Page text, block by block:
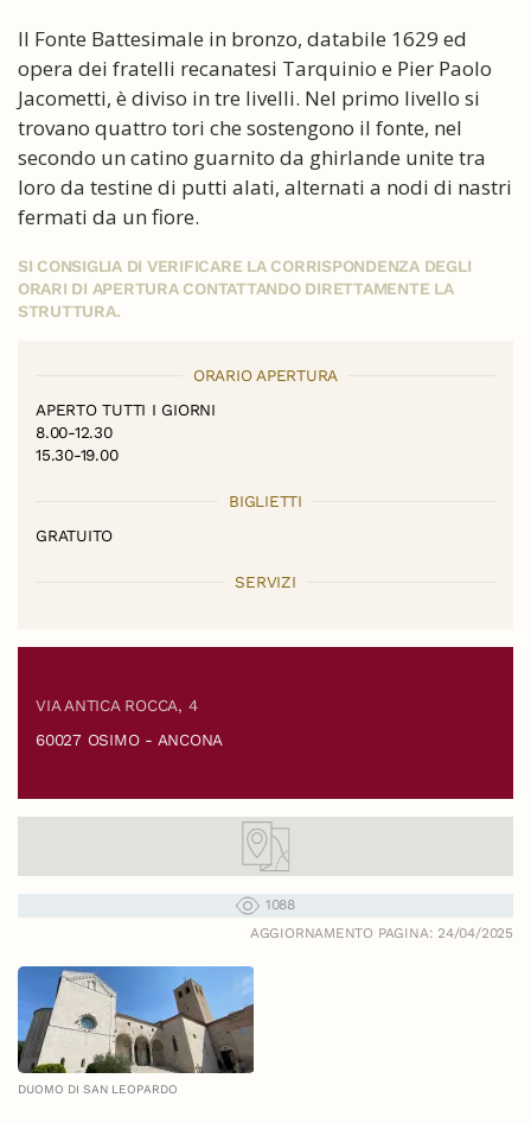
Il Fonte Battesimale in bronzo, databile 1629 ed
opera dei fratelli recanatesi Tarquinio e Pier Paolo
Jacometti, è diviso in tre livelli. Nel primo livello si
trovano quattro tori che sostengono il fonte, nel
secondo un catino guarnito da ghirlande unite tra
loro da testine di putti alati, alternati a nodi di nastri
fermati da un fiore.
SI CONSIGLIA DI VERIFICARE LA CORRISPONDENZA DEGLI
ORARI DI APERTURA CONTATTANDO DIRETTAMENTE LA
STRUTTURA.
ORARIO APERTURA
APERTO TUTTI I GIORNI
8.00-12.30
15.30-19.00
BIGLIETTI
GRATUITO
SERVIZI
VIA ANTICA ROCCA, 4
60027 OSIMO - ANCONA
1088
AGGIORNAMENTO PAGINA: 24/04/2025
DUOMO DI SAN LEOPARDO